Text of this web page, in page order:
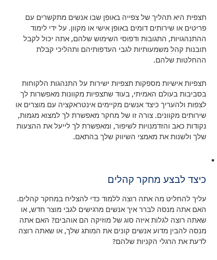
תצפית היא תהליך של צפייה באופן שבו אנשים מתקשרים עם
פריטים או שירותים דומים באופן אישי או מקוון. על ידי לימוד
ההתנהגויות, התגובות ודפוסי השימוש שלהם, אתה יכול לקבל
תובנות קהל משמעותיות לגבי העדפותיהם ותהליכי קבלת
ההחלטות שלהם.
תצפיות אישיות מספקות תצפיות ישירות על התנהגות הלקוחות
בסביבות בעולם האמיתי, בעוד שתצפיות מקוונות מאפשרות לך
לצפות ולהעריך כיצד אנשים מקיימים אינטראקציה עם מוצרים או
שירותים מקוונים. צורה זו של מחקר מאפשרת לך למצוא מגמות,
נקודות כאב והזדמנויות לשיפור, ומאפשרת לך לייעל את ההצעות
שלך ולשנות את מאמצי השיווק שלך בהתאם.
כיצד לבצע מחקר קהלים
עליך להחליט מה אתה רוצה ללמוד כדי להצליח במחקר קהלים.
האם אתה מנסה לברר איך אנשים מרגישים לגבי מוצר חדש, או
שאתה רוצה לגלות איזה סוג של מוזיקה הם אוהבים? האם אתה
מנסה להבין מדוע אנשים קונים את המותג שלך, או שאתה רוצה
לדעת את הרגלי הקניות שלהם?